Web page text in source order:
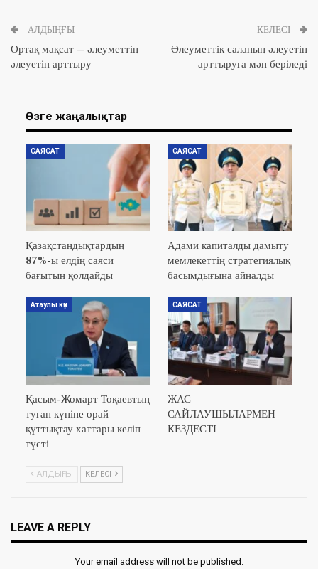
АЛДЫҢҒЫ
Ортақ мақсат — әлеуметтің
әлеуетін арттыру
КЕЛЕСІ
Әлеуметтік саланың әлеуетін
арттыруға мән беріледі
Өзге жаңалықтар
САЯСАТ
Қазақстандықтардың
87%-ы елдің саяси
бағытын қолдайды
САЯСАТ
Адами капиталды дамыту
мемлекеттің стратегиялық
басымдығына айналды
Атаулы күн
Қасым-Жомарт Тоқаевтың
туған күніне орай
құттықтау хаттары келіп
түсті
САЯСАТ
ЖАС
САЙЛАУШЫЛАРМЕН
КЕЗДЕСТІ
АЛДЫҢҒЫ КЕЛЕСІ
LEAVE A REPLY
Your email address will not be published.